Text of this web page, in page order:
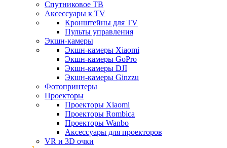
Спутниковое ТВ
Аксессуары к TV
Кронштейны для TV
Пульты управления
Экшн-камеры
Экшн-камеры Xiaomi
Экшн-камеры GoPro
Экшн-камеры DJI
Экшн-камеры Ginzzu
Фотопринтеры
Проекторы
Проекторы Xiaomi
Проекторы Rombica
Проекторы Wanbo
Аксессуары для проекторов
VR и 3D очки